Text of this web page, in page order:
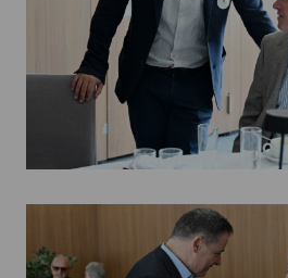
Los Angeles 2028
MOB
Kettőskarrier-program
NOB